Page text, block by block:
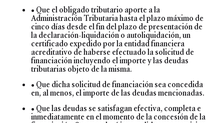
• Que el obligado tributario aporte a la
Administración Tributaria hasta el plazo máximo de
cinco días desde el fin del plazo de presentación de
la declaración-liquidación o autoliquidación, un
certificado expedido por la entidad financiera
acreditativo de haberse efectuado la solicitud de
financiación incluyendo el importe y las deudas
tributarias objeto de la misma.
• Que dicha solicitud de financiación sea concedida
en, al menos, el importe de las deudas mencionadas.
• Que las deudas se satisfagan efectiva, completa e
inmediatamente en el momento de la concesión de la